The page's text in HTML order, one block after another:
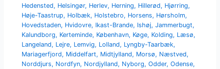
Hedensted, Helsingør, Herlev, Herning, Hillerød, Hjørring,
Høje-Taastrup, Holbæk, Holstebro, Horsens, Hørsholm,
Hovedstaden, Hvidovre, Ikast-Brande, Ishøj,Jammerbugt,
Kalundborg, Kerteminde, København, Køge, Kolding, Læsø,
Langeland, Lejre, Lemvig, Lolland, Lyngby-Taarbæk,
Mariagerfjord, Middelfart, Midtjylland, Morsø, Næstved,
Norddjurs, Nordfyn, Nordjylland, Nyborg,Odder,Odense,